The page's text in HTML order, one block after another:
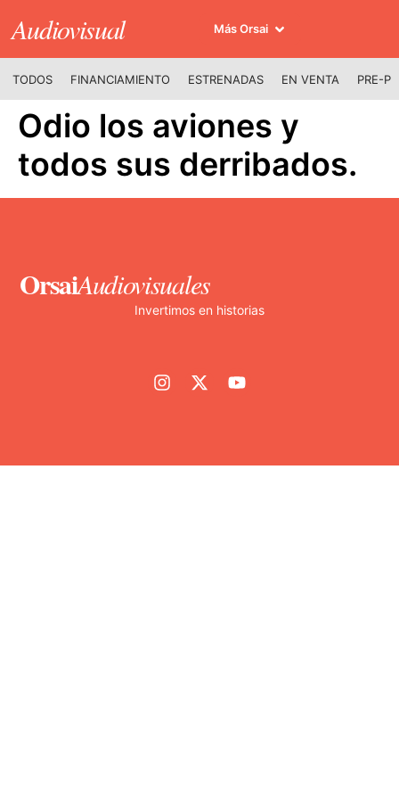
Audiovisual Más Orsai
TODOS FINANCIAMIENTO ESTRENADAS EN VENTA PRE-
Odio los aviones y
todos sus derribados.
OrsaiAudiovisuales
Invertimos en historias